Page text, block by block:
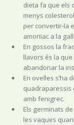
dieta fa que els
menys
per convertir-la
amoniac a la
En gossos la
llavors és la
abandonar la
En ovelles s’ha
quadraparessis
amb fenigrec.
Els germinats
les vaques